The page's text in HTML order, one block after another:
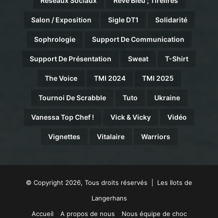
Salon / Exposition Sigle DT1 Solidarité
Sophrologie Support De Communication
Support De Présentation Sweat T-Shirt
The Voice TMI 2024 TMI 2025
Tournoi De Scrabble Tuto Ukraine
Vanessa Top Chef ! Vick & Vicky Vidéo
Vignettes Vitalaire Warriors
© Copyright 2026, Tous droits réservés | Les Ilots de
Langerhans
Accueil
A propos de nous Nous équipe de choc